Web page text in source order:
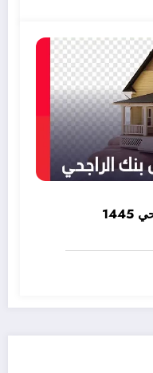
شراء بيت عن طريق بنك الراجحي 1445